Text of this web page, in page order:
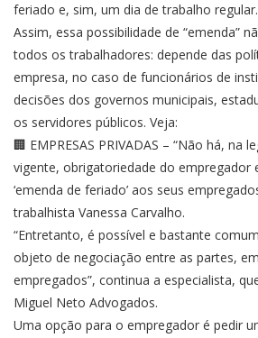
feriado e, sim, um dia de trabalho regular.
Assim, essa possibilidade de “emenda”
todos os trabalhadores: depende das
empresa, no caso de funcionários de
decisões dos governos municipais,
os servidores públicos. Veja:
🏢 EMPRESAS PRIVADAS – “Não há, na
vigente, obrigatoriedade do empregador
‘emenda de feriado’ aos seus
trabalhista Vanessa Carvalho.
“Entretanto, é possível e bastante
objeto de negociação entre as partes,
empregados”, continua a especialista,
Miguel Neto Advogados.
Uma opção para o empregador é pedir